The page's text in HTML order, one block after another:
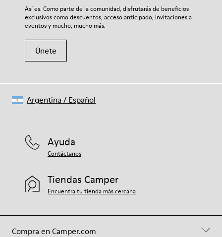
Así es. Como parte de la comunidad, disfrutarás de beneficios
exclusivos como descuentos, acceso anticipado, invitaciones a
eventos y mucho, mucho más.
Únete
Compra en Camper.com
Ayuda
Contáctanos
Tiendas Camper
Encuentra tu tienda más cercana
Argentina / Español